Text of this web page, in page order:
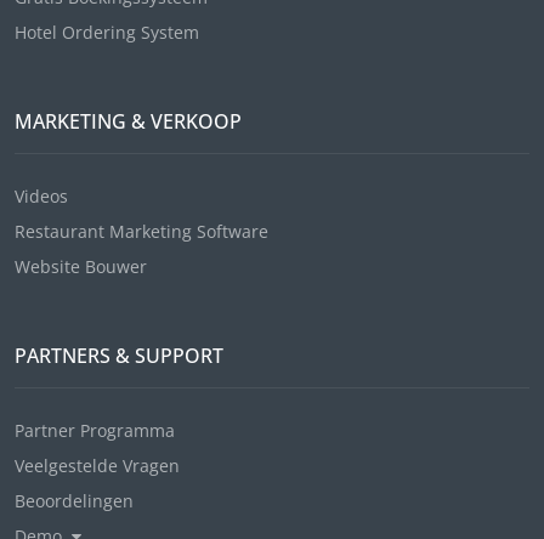
Hotel Ordering System
MARKETING & VERKOOP
Videos
Restaurant Marketing Software
Website Bouwer
PARTNERS & SUPPORT
Partner Programma
Veelgestelde Vragen
Beoordelingen